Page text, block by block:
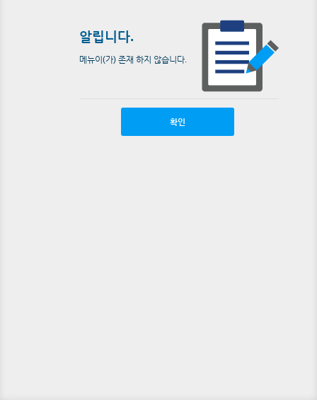
알립니다.
메뉴이(가) 존재 하지 않습니다.